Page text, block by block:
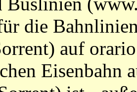
die
auf
Eisenbahn